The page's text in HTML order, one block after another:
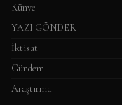
Künye
YAZI GÖNDER
İktisat
Gündem
Araştırma